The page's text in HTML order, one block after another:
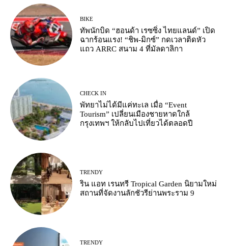
BIKE
ทัพนักบิด “ฮอนด้า เรซซิ่ง ไทยแลนด์” เปิด
ฉากร้อนแรง! “ชิพ-มิกซ์” กดเวลาติดหัว
แถว ARRC สนาม 4 ที่มัลดาลิกา
CHECK IN
พัทยาไม่ได้มีแค่ทะเล เมื่อ “Event
Tourism” เปลี่ยนเมืองชายหาดใกล้
กรุงเทพฯ ให้กลับไปเที่ยวได้ตลอดปี
TRENDY
ริน แอท เรนทรี Tropical Garden นิยามใหม่
สถานที่จัดงานลักชัวรีย่านพระราม 9
TRENDY